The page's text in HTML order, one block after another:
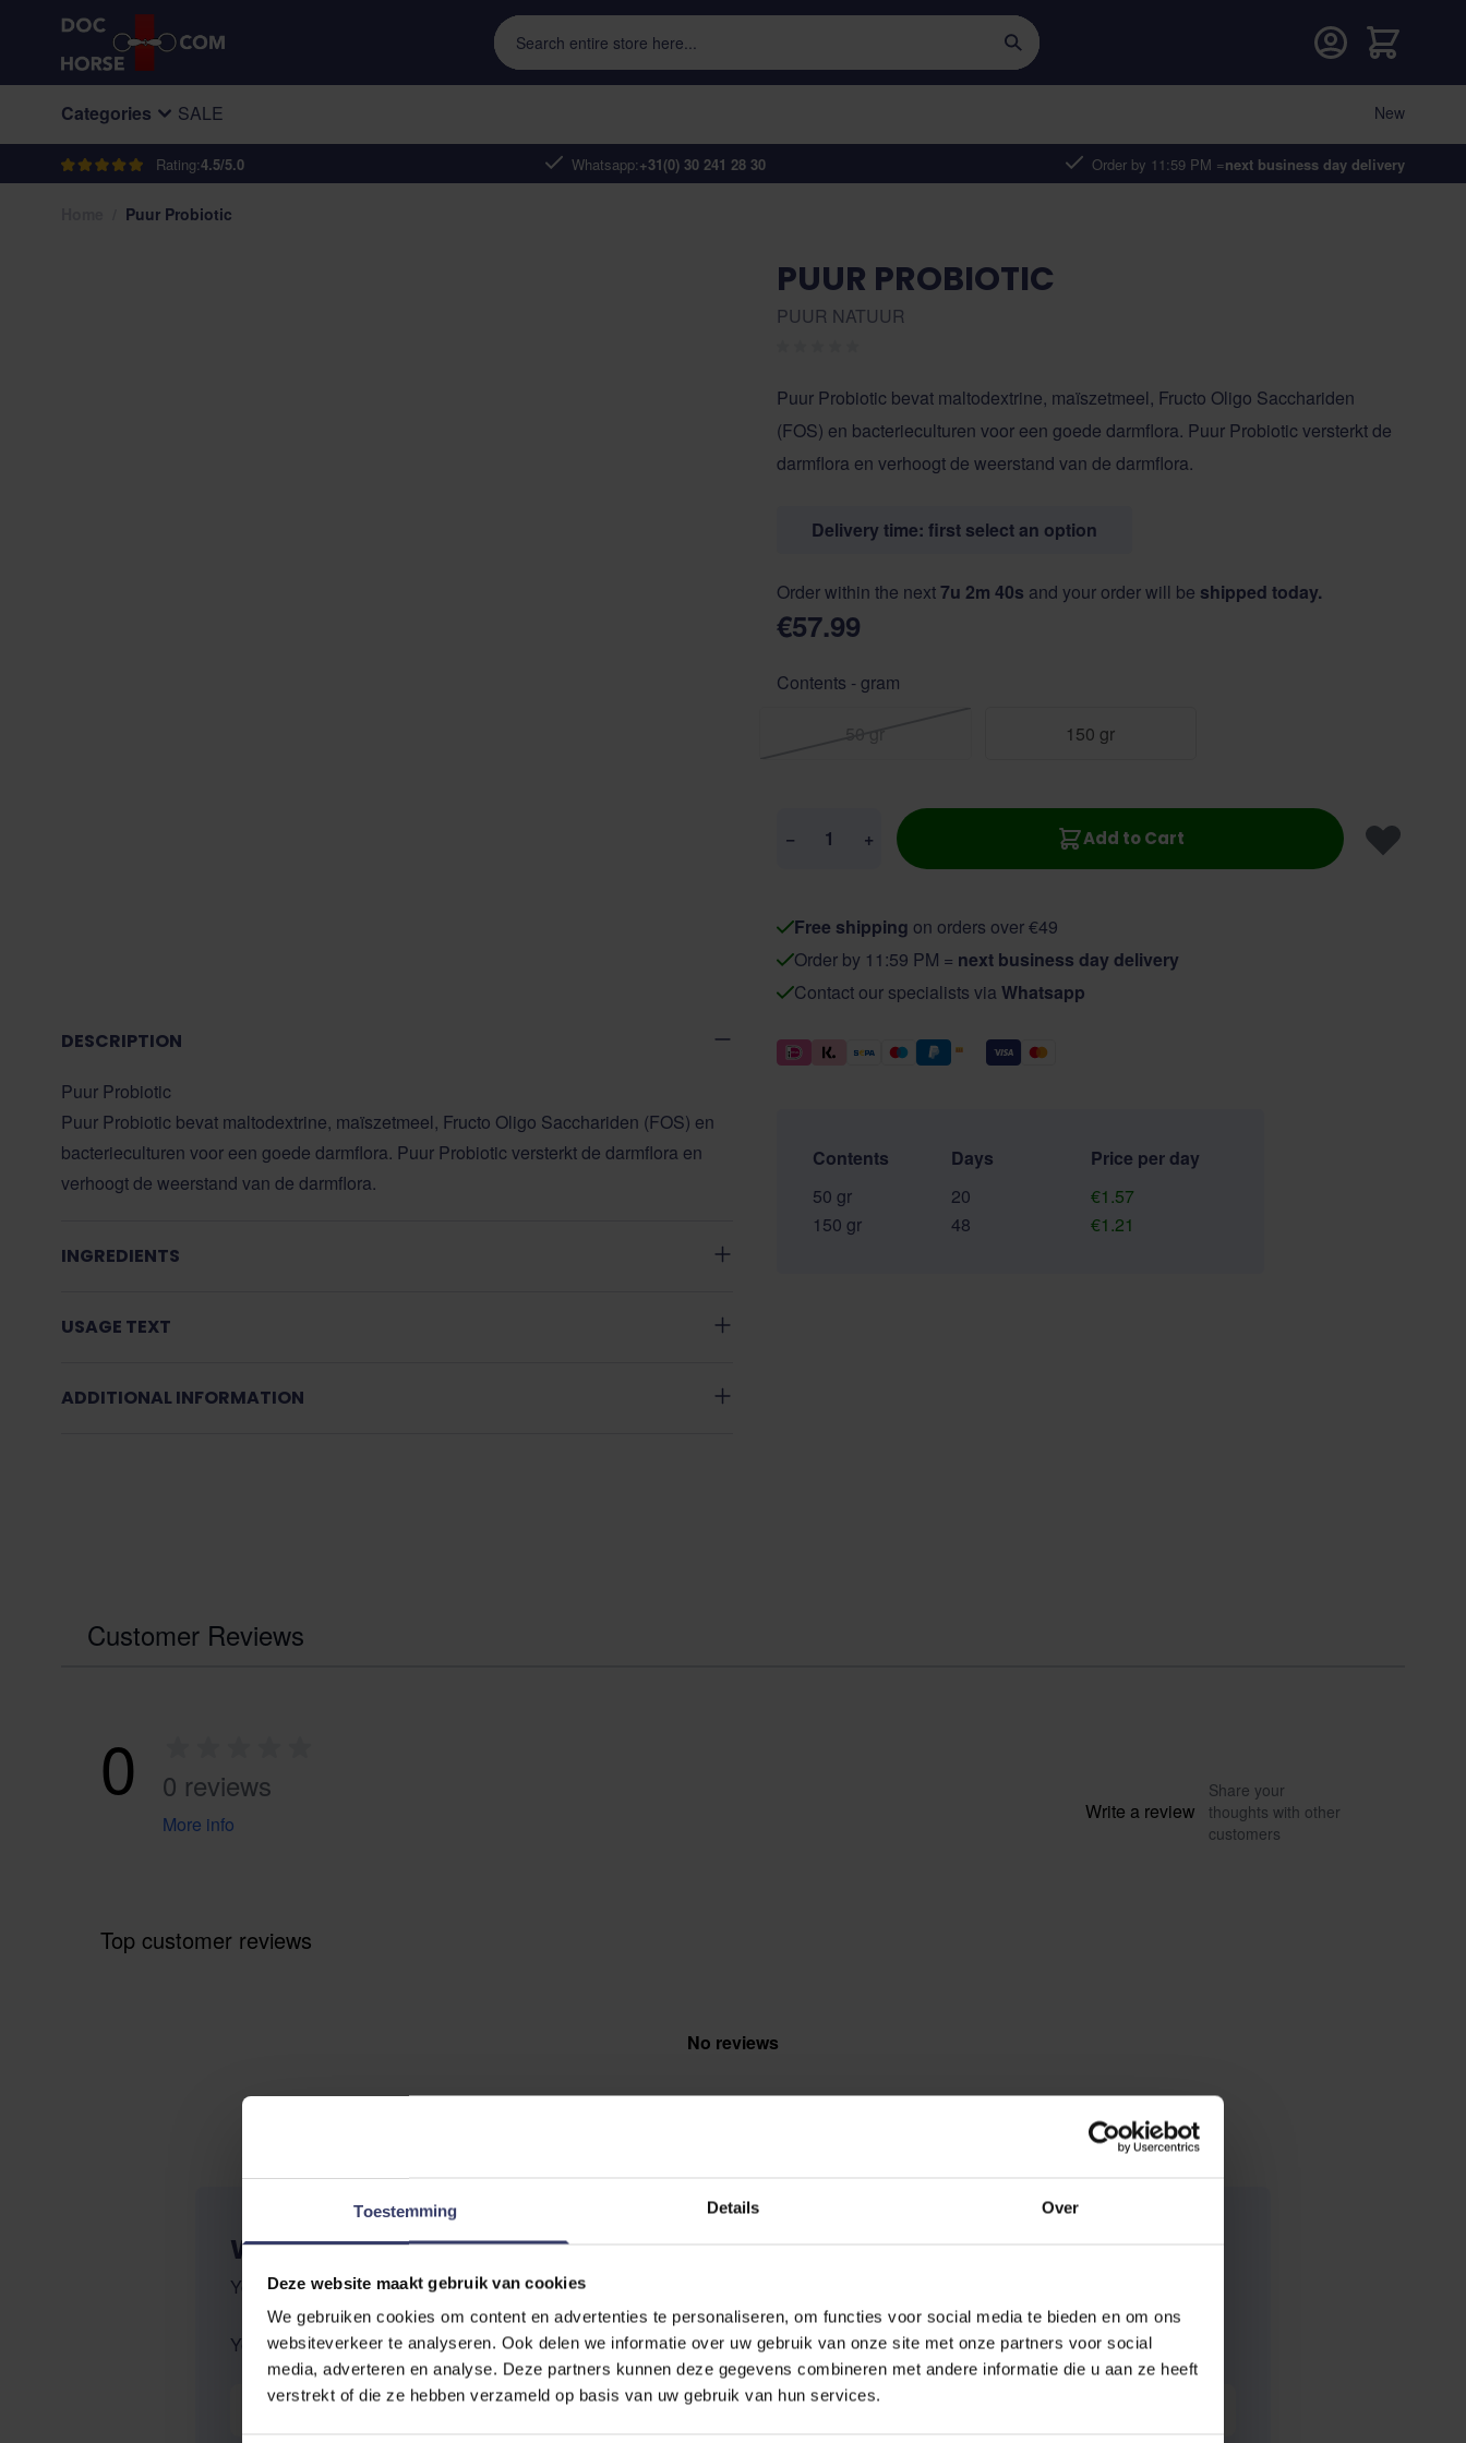
Toestemming Details Over
Deze website maakt gebruik van cookies
We gebruiken cookies om content en advertenties te personaliseren, om functies voor social media te bieden en om ons
websiteverkeer te analyseren. Ook delen we informatie over uw gebruik van onze site met onze partners voor social
media, adverteren en analyse. Deze partners kunnen deze gegevens combineren met andere informatie die u aan ze heeft
verstrekt of die ze hebben verzameld op basis van uw gebruik van hun services.
Skip to Content
Rating:4.5/5.0 Whatsapp:+31(0) 30 241 28 30 Order by 11:59 PM =next business day delivery
Search entire store here...
Cart
Categories SALE New
Puur Probiotic
DESCRIPTION
Puur Probiotic
Puur Probiotic bevat maltodextrine, maïszetmeel, Fructo Oligo Sacchariden (FOS) en
bacterieculturen voor een goede darmflora. Puur Probiotic versterkt de darmflora en
verhoogt de weerstand van de darmflora.
INGREDIENTS
USAGE TEXT
ADDITIONAL INFORMATION
PUUR PROBIOTIC
PUUR NATUUR
Puur Probiotic bevat maltodextrine, maïszetmeel, Fructo Oligo Sacchariden
(FOS) en bacterieculturen voor een goede darmflora. Puur Probiotic versterkt de
darmflora en verhoogt de weerstand van de darmflora.
Delivery time: first select an option
Order within the next7u 2m 39s and your order will be shipped today.
€57.99
Contents - gram
150 gr
− + Add to Cart
Free shipping on orders over €49
Order by 11:59 PM = next business day delivery
Contact our specialists via Whatsapp
Contents Days
Price per day
50 gr
20
€1.57
150 gr
48 €1.21
Customer Reviews
0 0 reviews
More info
Write a review
Share your
thoughts with other
customers
Top customer reviews
No reviews
WRITE YOUR OWN REVIEW
You're reviewing:Puur Probiotic
Your Rating:
Nickname